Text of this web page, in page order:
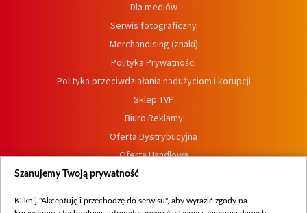
Dla mediów
Serwis fotograficzny
Merchandising (znaki)
Polityka Prywatności
Polityka przeciwdziałania nadużyciom i korupcji
Sklep TVP
Biuro Reklamy
Oferta Dystrybucyjna
Oferta Handlowa
Dostępność
Procedura zgłoszeń wewnętrznych
Szanujemy Twoją prywatność
Kliknij "Akceptuję i przechodzę do serwisu", aby wyrazić zgody na